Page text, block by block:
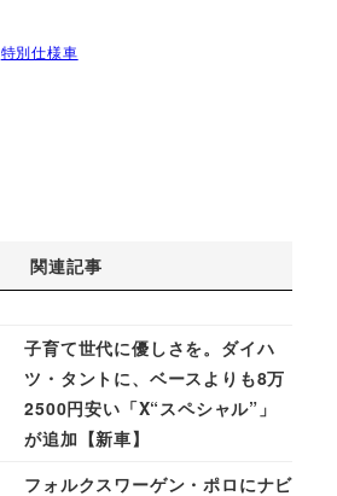
特別仕様車
関連記事
子育て世代に優しさを。ダイハ
ツ・タントに、ベースよりも8万
2500円安い「X“スペシャル”」
が追加【新車】
フォルクスワーゲン・ポロにナビ